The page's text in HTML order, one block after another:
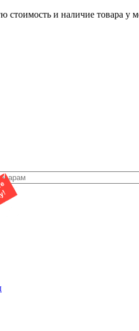
стоимость и наличие товара у